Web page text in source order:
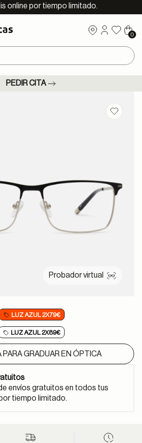
online por tiempo limitado.
0
PEDIR CITA
Probador virtual
LUZ AZUL 2X79€
LUZ AZUL 2X89€
PARA GRADUAR EN ÓPTICA
envíos gratuitos en todos tus
tiempo limitado.